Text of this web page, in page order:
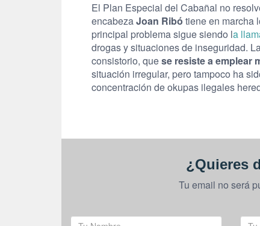
El Plan Especial del Cabañal no
encabezaJoan Ribó tiene en marcha
principal problema sigue siendo la
drogas y situaciones de inseguridad.
consistorio, quese resiste a emplear
situación irregular, pero tampoco ha
concentración de okupas ilegales
¿Quieres
Tu email no será